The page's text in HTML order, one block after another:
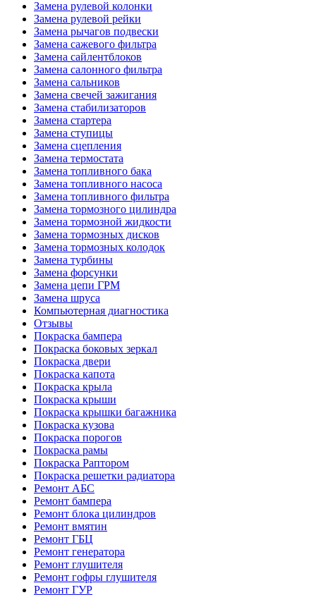
Замена рулевой колонки
Замена рулевой рейки
Замена рычагов подвески
Замена сажевого фильтра
Замена сайлентблоков
Замена салонного фильтра
Замена сальников
Замена свечей зажигания
Замена стабилизаторов
Замена стартера
Замена ступицы
Замена сцепления
Замена термостата
Замена топливного бака
Замена топливного насоса
Замена топливного фильтра
Замена тормозного цилиндра
Замена тормозной жидкости
Замена тормозных дисков
Замена тормозных колодок
Замена турбины
Замена форсунки
Замена цепи ГРМ
Замена шруса
Компьютерная диагностика
Отзывы
Покраска бампера
Покраска боковых зеркал
Покраска двери
Покраска капота
Покраска крыла
Покраска крыши
Покраска крышки багажника
Покраска кузова
Покраска порогов
Покраска рамы
Покраска Раптором
Покраска решетки радиатора
Ремонт АБС
Ремонт бампера
Ремонт блока цилиндров
Ремонт вмятин
Ремонт ГБЦ
Ремонт генератора
Ремонт глушителя
Ремонт гофры глушителя
Ремонт ГУР